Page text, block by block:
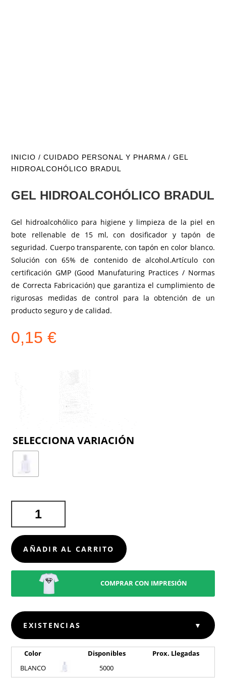
INICIO /CUIDADO PERSONAL Y PHARMA / GEL
HIDROALCOHÓLICO BRADUL
GEL HIDROALCOHÓLICO BRADUL
Gel hidroalcohólico para higiene y limpieza de la piel en
bote rellenable de 15 ml, con dosificador y tapón de
seguridad. Cuerpo transparente, con tapón en color blanco.
Solución con 65% de contenido de alcohol.Artículo con
certificación GMP (Good Manufaturing Practices / Normas
de Correcta Fabricación) que garantiza el cumplimiento de
rigurosas medidas de control para la obtención de un
producto seguro y de calidad.
0,15€
HIDROALCOHÓLICO
BRADUL
CANTIDAD
AÑADIR AL CARRITO
COMPRAR CON IMPRESIÓN
EXISTENCIAS ▼
Color Disponibles
Prox. Llegadas
BLANCO
5000